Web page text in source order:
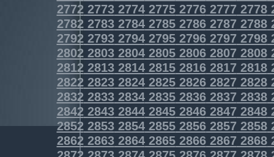
2772277327742775277627772778
2782278327842785278627872788
2792279327942795279627972798
2802280328042805280628072808
2812281328142815281628172818
2822282328242825282628272828
2832283328342835283628372838
2842284328442845284628472848
2852285328542855285628572858
2862286328642865286628672868